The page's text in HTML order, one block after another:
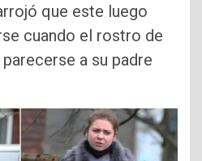
que este luego
cuando el rostro de
a su padre